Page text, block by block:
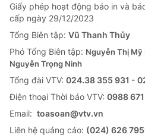
Giấy phép hoạt động báo in và
cấp ngày 29/12/2023
Tổng Biên tập: Vũ Thanh Thủy
Phó Tổng Biên tập: Nguyễn Thị Mỹ
Nguyễn Trọng Ninh
Tổng đài VTV: 024.38 355 931 -
Ðiện thoại Thời báo VTV: 0988 671
Email: toasoan@vtv.vn
Liên hệ quảng cáo: (024) 626